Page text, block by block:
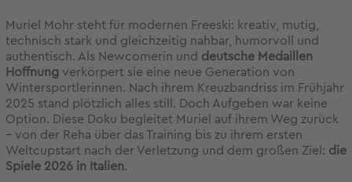
Muriel Mohr steht für modernen Freeski: kreativ, mutig,
technisch stark und gleichzeitig nahbar, humorvoll und
authentisch. Als Newcomerin und deutsche Medaillen
Hoffnung verkörpert sie eine neue Generation von
Wintersportlerinnen. Nach ihrem Kreuzbandriss im Frühjahr
2025 stand plötzlich alles still. Doch Aufgeben war keine
Option. Diese Doku begleitet Muriel auf ihrem Weg zurück
– von der Reha über das Training bis zu ihrem ersten
Weltcupstart nach der Verletzung und dem großen Ziel: die
Spiele 2026 in Italien.